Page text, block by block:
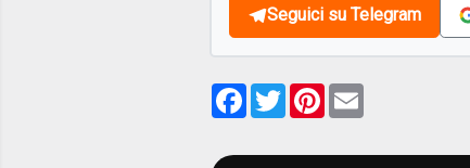
Seguici su Telegram
Facebook
TwitterPinterest